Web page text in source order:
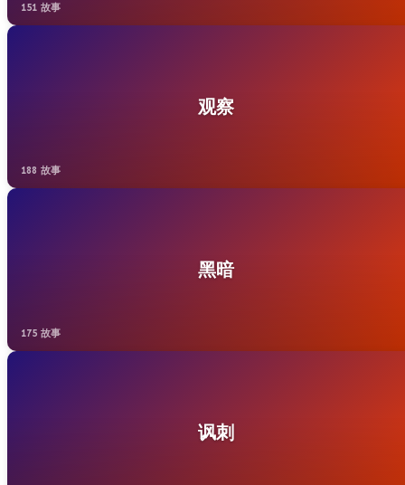
151 故事
观察
188 故事
黑暗
175 故事
讽刺